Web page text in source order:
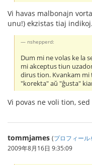
Vi havas malbonajn
unu!) ekzistas tiaj indikoj.
nshepperd:
Dum mi ne volas ke la
mi akceptus tiun
dirus tion. Kvankam
"korekta" aŭ "ĝusta"
Vi povas ne voli tion,
tommjames (プロフィール
2009年8月16日 9:35:09